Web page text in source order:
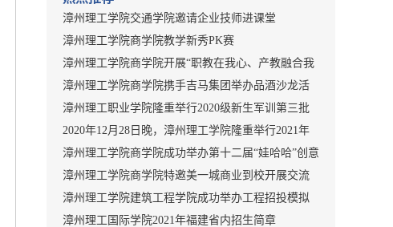
漳州理工学院交通学院邀请企业技师进课堂
漳州理工学院商学院教学新秀PK赛
漳州理工学院商学院开展“职教在我心、产教融合我
先行”实践教学活动
漳州理工学院商学院携手吉马集团举办品酒沙龙活
动
漳州理工职业学院隆重举行2020级新生军训第三批
学员结业典礼
2020年12月28日晚，漳州理工学院隆重举行2021年
元旦文艺晚会
漳州理工学院商学院成功举办第十二届“娃哈哈”创意
营销大赛
漳州理工学院商学院特邀美一城商业到校开展交流
活动
漳州理工学院建筑工程学院成功举办工程招投模拟
大会
漳州理工国际学院2021年福建省内招生简章